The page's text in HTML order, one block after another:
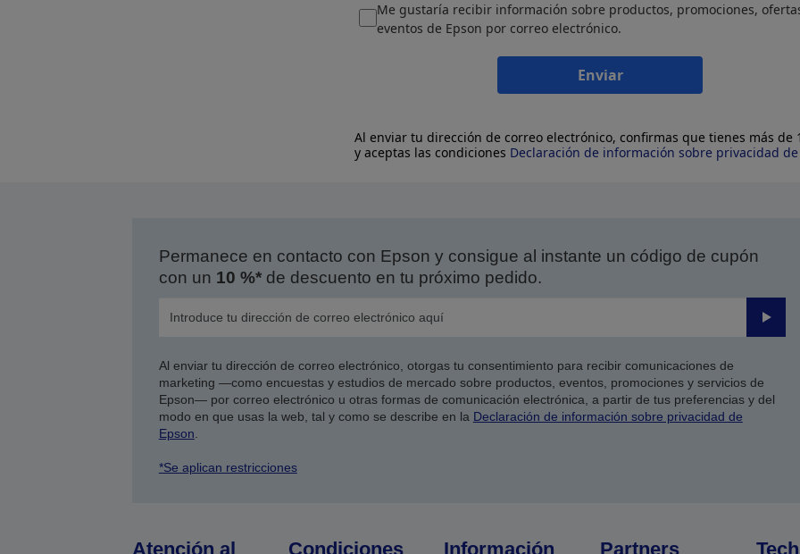
Me gustaría recibir información sobre productos, promociones,
eventos de Epson por correo electrónico.
Enviar
Al enviar tu dirección de correo electrónico, confirmas que tienes más de
y aceptas las condiciones Declaración de información sobre privacidad de
Permanece en contacto con Epson y consigue al instante un código de cupón
con un 10 %*de descuento en tu próximo pedido.
Enviar
Al enviar tu dirección de correo electrónico, otorgas tu consentimiento para recibir comunicaciones de
marketing —como encuestas y estudios de mercado sobre productos, eventos, promociones y servicios de
Epson— por correo electrónico u otras formas de comunicación electrónica, a partir de tus preferencias y del
modo en que usas la web, tal y como se describe en la Declaración de información sobre privacidad de
Epson
*Se aplican restricciones
Atención al
Condiciones
Información
Partners